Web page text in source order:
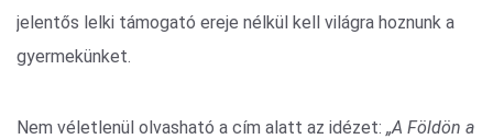
jelentős lelki támogató ereje nélkül kell világra hoznunk a
gyermekünket.
Nem véletlenül olvasható a cím alatt az idézet: „A Földön a